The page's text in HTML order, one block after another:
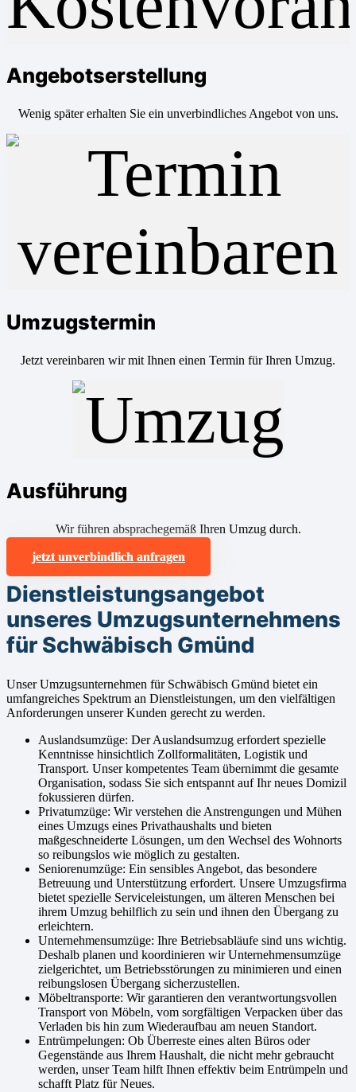
Angebotserstellung
Wenig später erhalten Sie ein unverbindliches Angebot von uns.
Umzugstermin
Jetzt vereinbaren wir mit Ihnen einen Termin für Ihren Umzug.
Ausführung
Wir führen absprachegemäß Ihren Umzug durch.
jetzt unverbindlich anfragen
Dienstleistungsangebot
unseres Umzugsunternehmens
für Schwäbisch Gmünd
Unser Umzugsunternehmen für Schwäbisch Gmünd bietet ein
umfangreiches Spektrum an Dienstleistungen, um den vielfältigen
Anforderungen unserer Kunden gerecht zu werden.
Auslandsumzüge: Der Auslandsumzug erfordert spezielle
Kenntnisse hinsichtlich Zollformalitäten, Logistik und
Transport. Unser kompetentes Team übernimmt die gesamte
Organisation, sodass Sie sich entspannt auf Ihr neues Domizil
fokussieren dürfen.
Privatumzüge: Wir verstehen die Anstrengungen und Mühen
eines Umzugs eines Privathaushalts und bieten
maßgeschneiderte Lösungen, um den Wechsel des Wohnorts
so reibungslos wie möglich zu gestalten.
Seniorenumzüge: Ein sensibles Angebot, das besondere
Betreuung und Unterstützung erfordert. Unsere Umzugsfirma
bietet spezielle Serviceleistungen, um älteren Menschen bei
ihrem Umzug behilflich zu sein und ihnen den Übergang zu
erleichtern.
Unternehmensumzüge: Ihre Betriebsabläufe sind uns wichtig.
Deshalb planen und koordinieren wir Unternehmensumzüge
zielgerichtet, um Betriebsstörungen zu minimieren und einen
reibungslosen Übergang sicherzustellen.
Möbeltransporte: Wir garantieren den verantwortungsvollen
Transport von Möbeln, vom sorgfältigen Verpacken über das
Verladen bis hin zum Wiederaufbau am neuen Standort.
Entrümpelungen: Ob Überreste eines alten Büros oder
Gegenstände aus Ihrem Haushalt, die nicht mehr gebraucht
werden, unser Team hilft Ihnen effektiv beim Entrümpeln und
schafft Platz für Neues.